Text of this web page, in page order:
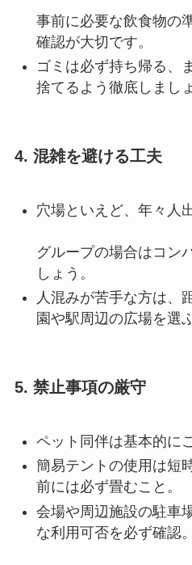
事前に必要な飲食物の
確認が大切です。
ゴミは必ず持ち帰る、
捨てるよう徹底しまし
4. 混雑を避ける工夫
穴場といえど、年々人
グループの場合はコン
しょう 。
人混みが苦手な方は、
園や駅周辺の広場を選
5. 禁止事項の厳守
ペット同伴は基本的に
簡易テントの使用は短
前には必ず畳むこと 。
会場や周辺施設の駐車
な利用可否を必ず確認。